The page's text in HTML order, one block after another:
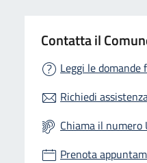
Contatta il
Leggi le domande
Richiedi
Chiama il
Prenota